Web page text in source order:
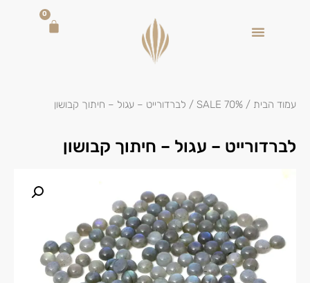
0
עמוד הבית /
SALE 70% / לברדורייט – עגול – חיתוך קבושון
לברדורייט – עגול – חיתוך קבושון